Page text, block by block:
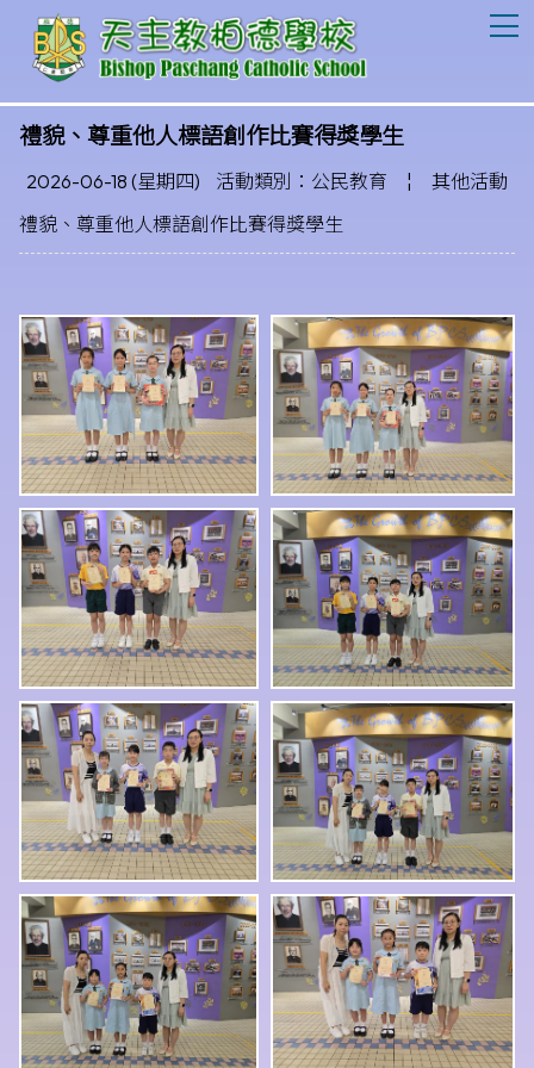
禮貌、尊重他人標語創作比賽得獎學生
2026-06-18 (星期四) 活動類別：公民教育 ¦
其他活動
禮貌、尊重他人標語創作比賽得獎學生